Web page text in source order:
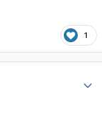
1